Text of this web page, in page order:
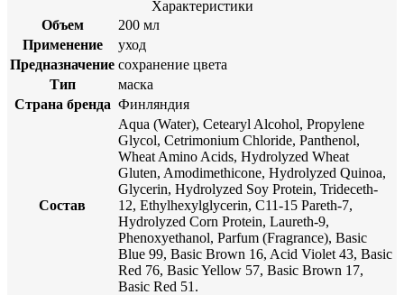
Характеристики
Объем
200 мл
Применение
уход
Предназначение сохранение цвета
Тип
маска
Страна бренда Финляндия
Состав
Aqua (Water), Cetearyl Alcohol, Propylene
Glycol, Cetrimonium Chloride, Panthenol,
Wheat Amino Acids, Hydrolyzed Wheat
Gluten, Amodimethicone, Hydrolyzed Quinoa,
Glycerin, Hydrolyzed Soy Protein, Trideceth-
12, Ethylhexylglycerin, C11-15 Pareth-7,
Hydrolyzed Corn Protein, Laureth-9,
Phenoxyethanol, Parfum (Fragrance), Basic
Blue 99, Basic Brown 16, Acid Violet 43, Basic
Red 76, Basic Yellow 57, Basic Brown 17,
Basic Red 51.